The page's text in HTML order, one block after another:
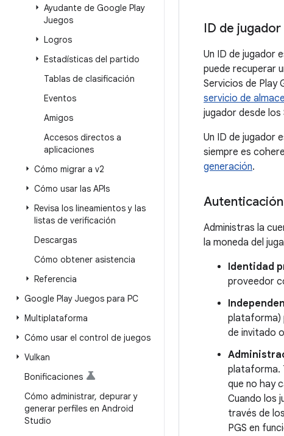
Ayudante de Google Play
Juegos
Logros
Estadísticas del partido
Tablas de clasificación
Eventos
Amigos
Accesos directos a
aplicaciones
Cómo migrar a v2
Cómo usar las APIs
Revisa los lineamientos y las
listas de verificación
Descargas
Cómo obtener asistencia
Referencia
Google Play Juegos para PC
Multiplataforma
Cómo usar el control de juegos
Vulkan
Bonificaciones
Cómo administrar, depurar y
generar perfiles en Android
Studio
ID de jugador
Un ID de jugador
puede recuperar
Servicios de Play
servicio de
jugador desde los
Un ID de jugador
siempre es
generación.
Administras la
la moneda del
Identidad
proveedor
plataforma)
de invitado
plataforma.
que no hay
Cuando los
través de
PGS en